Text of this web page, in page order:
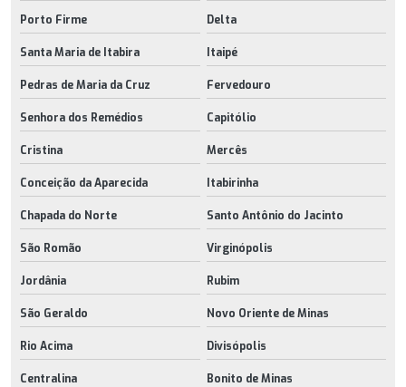
Porto Firme Delta
Santa Maria de Itabira Itaipé
Pedras de Maria da Cruz Fervedouro
Senhora dos Remédios Capitólio
Cristina Mercês
Conceição da Aparecida Itabirinha
Chapada do Norte Santo Antônio do Jacinto
São Romão Virginópolis
Jordânia Rubim
São Geraldo Novo Oriente de Minas
Rio Acima Divisópolis
Centralina Bonito de Minas